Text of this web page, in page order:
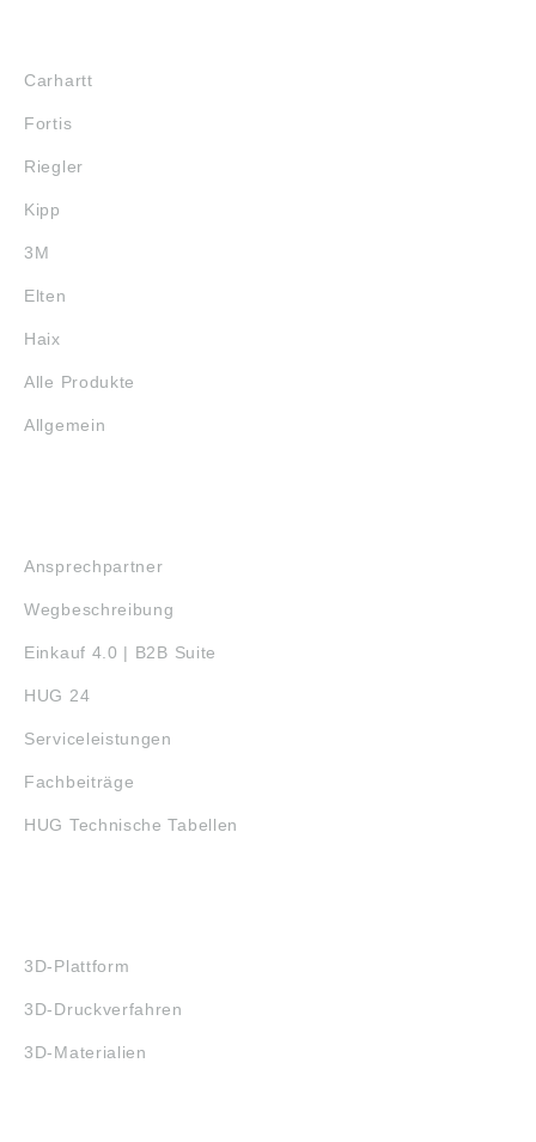
Carhartt
Fortis
Riegler
Kipp
3M
Elten
Haix
Alle Produkte
Allgemein
Ansprechpartner
Wegbeschreibung
Einkauf 4.0 | B2B Suite
HUG 24
Serviceleistungen
Fachbeiträge
HUG Technische Tabellen
3D-Plattform
3D-Druckverfahren
3D-Materialien